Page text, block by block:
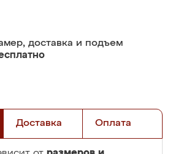
доставка и подъем
Доставка Оплата